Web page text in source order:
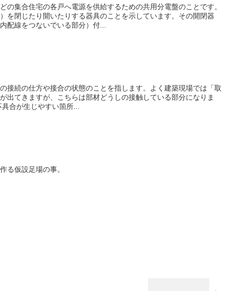
の集合住宅の各戸へ電源を供給するための共用分電盤のことです。
を閉じたり開いたりする器具のことを示しています。その開閉器
配線をつないでいる部分）付...
接続の仕方や接合の状態のことを指します。よく建築現場では「取
出てきますが、こちらは部材どうしの接触している部分になりま
具合が生じやすい箇所...
る仮設足場の事。